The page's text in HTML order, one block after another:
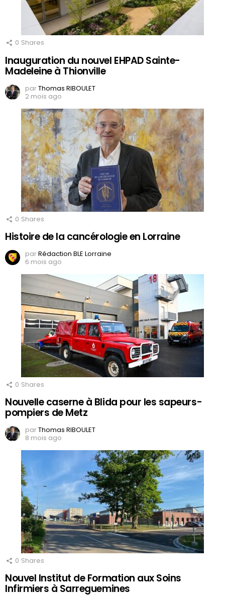
0 Shares
Inauguration du nouvel EHPAD Sainte-
Madeleine à Thionville
parThomas RIBOULET
2 mois ago
0 Shares
Histoire de la cancérologie en Lorraine
parRédaction BLE Lorraine
6 mois ago
0 Shares
Nouvelle caserne à Blida pour les sapeurs-
pompiers de Metz
parThomas RIBOULET
8 mois ago
0 Shares
Nouvel Institut de Formation aux Soins
Infirmiers à Sarreguemines